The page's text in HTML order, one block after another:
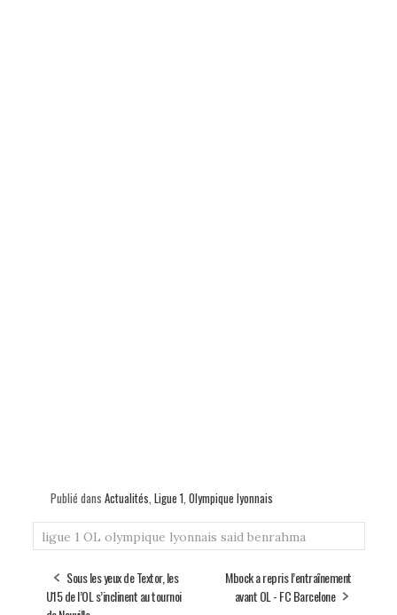
Publié dans Actualités, Ligue 1, Olympique lyonnais
ligue 1 OL olympique lyonnais said benrahma
Sous les yeux de Textor, les
U15 de l’OL s’inclinent au tournoi
Mbock a repris l’entraînement
avant OL - FC Barcelone